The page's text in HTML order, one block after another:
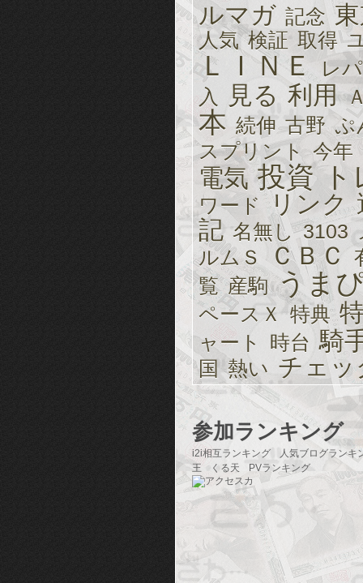
ルマガ 記念
人気 検証 取得
ＬＩＮＥ
レ
入
見る 利用
本 続伸 古野 ぷ
スプリント
今年
電気 投資
ワード リンク
記 名無し 3103
ルムＳ
ＣＢＣ
覧 産駒 うま
ペースＸ 特典
ャート 時台 騎
国 熱い チェッ
参加ランキング
i2i相互ランキング
人気ブログランキ
王
くる天 PVランキング